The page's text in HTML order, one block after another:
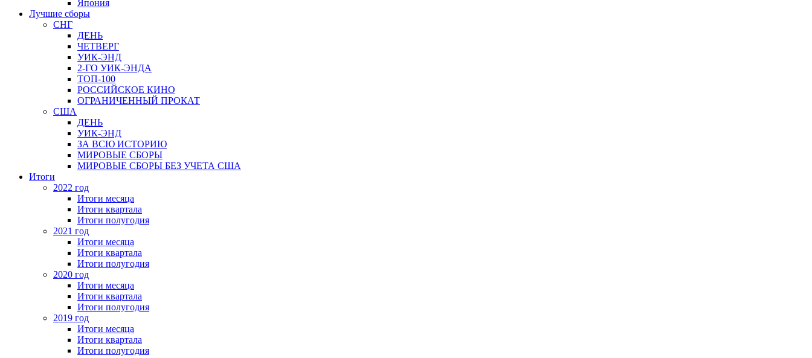
Япония
Лучшие сборы
СНГ
ДЕНЬ
ЧЕТВЕРГ
УИК-ЭНД
2-ГО УИК-ЭНДА
ТОП-100
РОССИЙСКОЕ КИНО
ОГРАНИЧЕННЫЙ ПРОКАТ
США
ДЕНЬ
УИК-ЭНД
ЗА ВСЮ ИСТОРИЮ
МИРОВЫЕ СБОРЫ
МИРОВЫЕ СБОРЫ БЕЗ УЧЕТА США
Итоги
2022 год
Итоги месяца
Итоги квартала
Итоги полугодия
2021 год
Итоги месяца
Итоги квартала
Итоги полугодия
2020 год
Итоги месяца
Итоги квартала
Итоги полугодия
2019 год
Итоги месяца
Итоги квартала
Итоги полугодия